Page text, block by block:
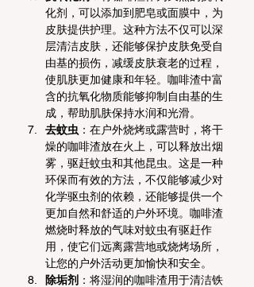
化剂，可以添加到肥皂或面膜中，为
皮肤提供护理。这种方法不仅可以深
层清洁皮肤，还能够保护皮肤免受自
由基的损伤，减缓皮肤衰老的过程，
使肌肤更加健康和年轻。咖啡渣中富
含的抗氧化物质能够抑制自由基的生
成，帮助肌肤保持水润和光滑。
去蚊虫 ：在户外烧烤或露营时，将干
燥的咖啡渣放在火上，可以释放出烟
雾，驱赶蚊虫和其他昆虫。这是一种
环保而有效的方法，不仅能够减少对
化学驱虫剂的依赖，还能够提供一个
更加自然和舒适的户外环境。咖啡渣
燃烧时释放的气味对蚊虫有驱赶作
用，使它们远离露营地或烧烤场所，
让您的户外活动更加愉快和安全。
除垢剂 ：将湿润的咖啡渣用于清洁铁